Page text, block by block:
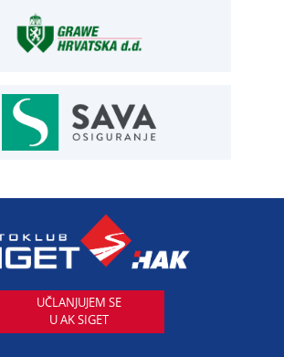
u osiguranju
VOZILA
UČLANJUJEM SE
U AK SIGET